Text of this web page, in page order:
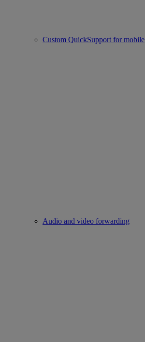
Custom QuickSupport for mobile
Audio and video forwarding